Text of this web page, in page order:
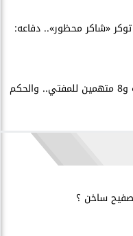
توكر «شاكر محظور».. دفاعه:
إحالة سارة خليفة و8 متهمين للمفتي.. والحكم
ساخن ؟